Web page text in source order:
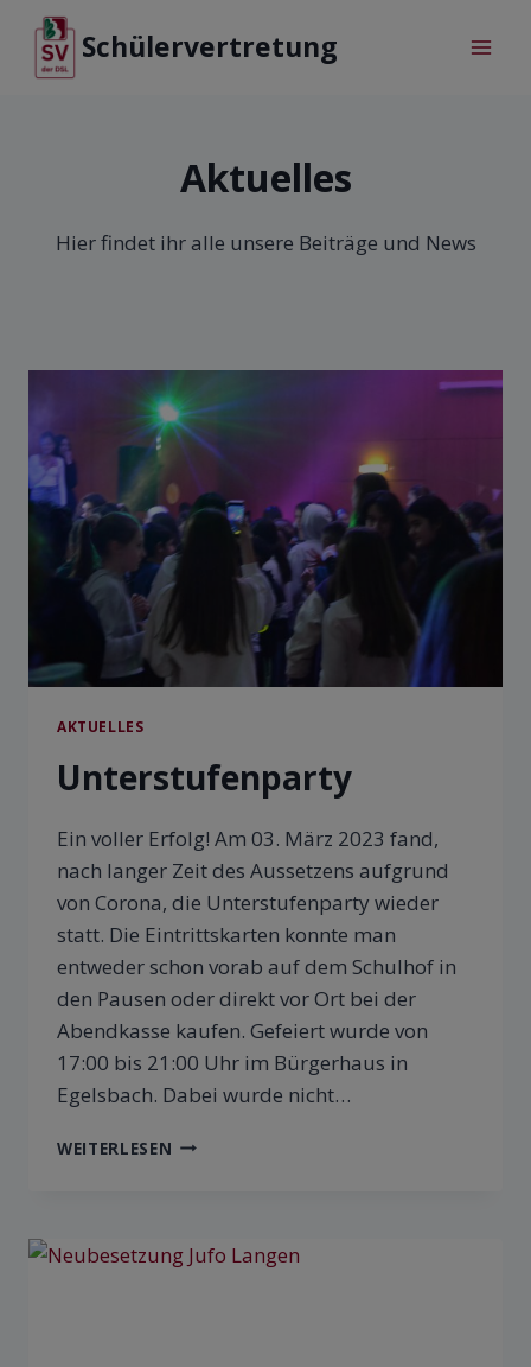
Schülervertretung
Aktuelles
Hier findet ihr alle unsere Beiträge und News
AKTUELLES
Unterstufenparty
Ein voller Erfolg! Am 03. März 2023 fand,
nach langer Zeit des Aussetzens aufgrund
von Corona, die Unterstufenparty wieder
statt. Die Eintrittskarten konnte man
entweder schon vorab auf dem Schulhof in
den Pausen oder direkt vor Ort bei der
Abendkasse kaufen. Gefeiert wurde von
17:00 bis 21:00 Uhr im Bürgerhaus in
Egelsbach. Dabei wurde nicht…
WEITERLESEN